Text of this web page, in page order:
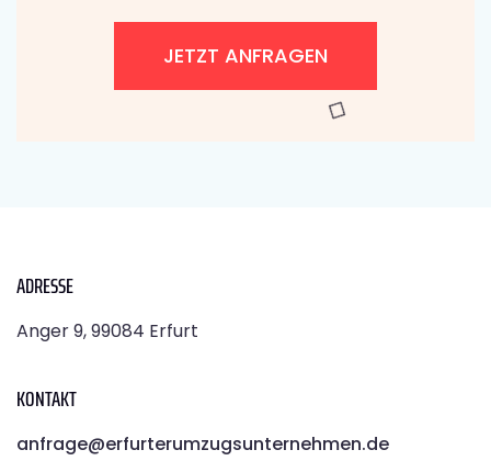
JETZT ANFRAGEN
ADRESSE
Anger 9, 99084 Erfurt
KONTAKT
anfrage@erfurterumzugsunternehmen.de